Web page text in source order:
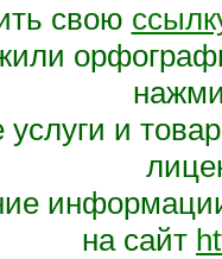
свою
и
на сайт